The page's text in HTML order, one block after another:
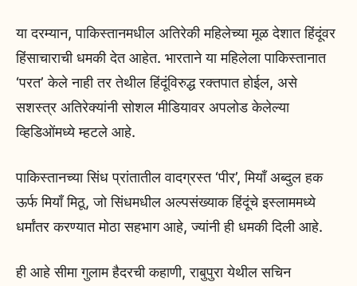
या दरम्यान, पाकिस्तानमधील अतिरेकी महिलेच्या मूळ देशात हिंदूंवर
हिंसाचाराची धमकी देत आहेत. भारताने या महिलेला पाकिस्तानात
‘परत’ केले नाही तर तेथील हिंदूंविरुद्ध रक्तपात होईल, असे
सशस्त्र अतिरेक्यांनी सोशल मीडियावर अपलोड केलेल्या
व्हिडिओंमध्ये म्हटले आहे.
पाकिस्तानच्या सिंध प्रांतातील वादग्रस्त ‘पीर’, मियाँ अब्दुल हक
ऊर्फ मियाँ मिठू, जो सिंधमधील अल्पसंख्याक हिंदूंचे इस्लाममध्ये
धर्मांतर करण्यात मोठा सहभाग आहे, ज्यांनी ही धमकी दिली आहे.
ही आहे सीमा गुलाम हैदरची कहाणी, राबुपुरा येथील सचिन